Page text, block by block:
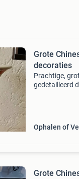
Grote
decoraties
Prachtige,
gedetailleerd
Ophalen of
Grote